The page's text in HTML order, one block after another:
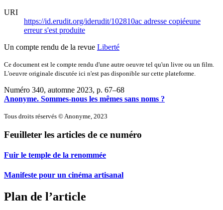
URI
https://id.erudit.org/iderudit/102810ac adresse copiéeune
erreur s'est produite
Un compte rendu de la revue Liberté
Ce document est le compte rendu d'une autre oeuvre tel qu'un livre ou un film.
L'oeuvre originale discutée ici n'est pas disponible sur cette plateforme.
Numéro 340, automne 2023, p. 67–68
Anonyme. Sommes-nous les mêmes sans noms ?
Tous droits réservés © Anonyme, 2023
Feuilleter les articles de ce numéro
Fuir le temple de la renommée
Manifeste pour un cinéma artisanal
Plan de l’article